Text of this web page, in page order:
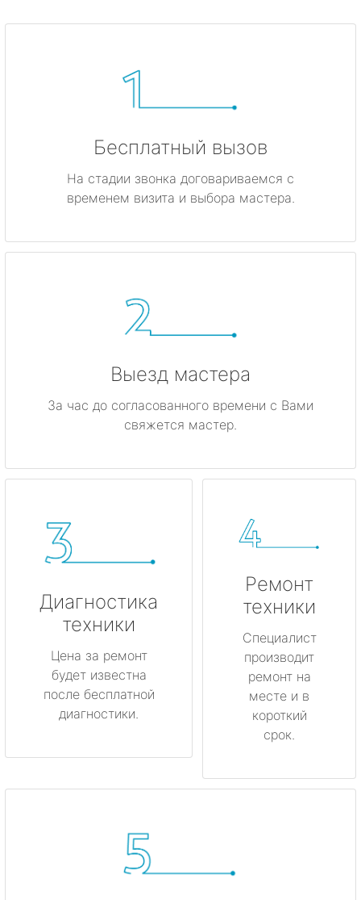
Бесплатный вызов
На стадии звонка договариваемся с
временем визита и выбора мастера.
Выезд мастера
За час до согласованного времени с Вами
свяжется мастер.
Диагностика
техники
Цена за ремонт
будет известна
после бесплатной
диагностики.
Ремонт
техники
Специалист
производит
ремонт на
месте и в
короткий
срок.